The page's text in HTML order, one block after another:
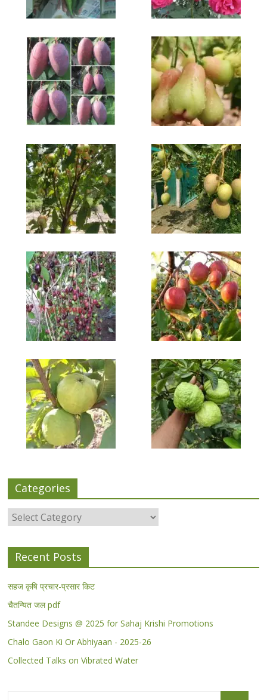
Categories
Categories
Recent Posts
सहज कृषि प्रचार-प्रसार किट
चैतन्यित जल pdf
Standee Designs @ 2025 for Sahaj Krishi Promotions
Chalo Gaon Ki Or Abhiyaan - 2025-26
Collected Talks on Vibrated Water